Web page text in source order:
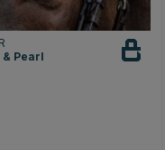
Pearl